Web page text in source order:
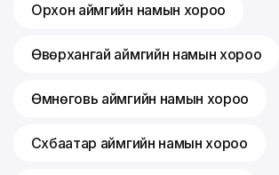
Орхон аймгийн намын хороо
Өвөрхангай аймгийн намын хороо
Өмнөговь аймгийн намын хороо
Сүхбаатар аймгийн намын хороо